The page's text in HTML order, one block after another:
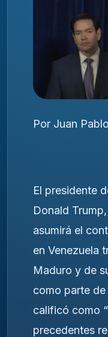
Por Juan
El presidente
Donald
asumirá el
en Venezuela
Maduro y de
como parte
calificó como
precedentes